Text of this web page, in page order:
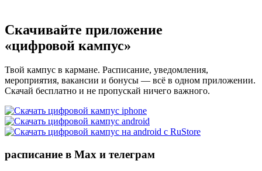
Скачивайте приложение
«цифровой кампус»
Твой кампус в кармане. Расписание, уведомления,
мероприятия, вакансии и бонусы — всё в одном приложении.
Скачай бесплатно и не пропускай ничего важного.
расписание в Max и телеграм